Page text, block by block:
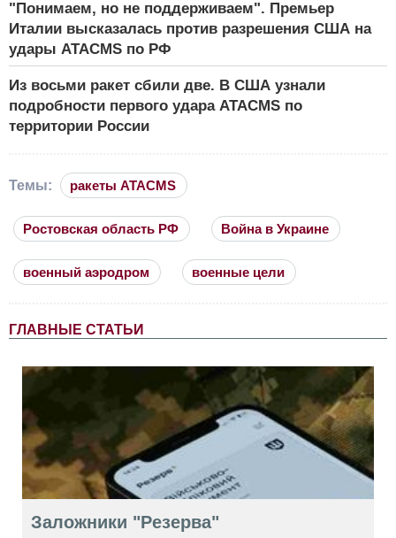
"Понимаем, но не поддерживаем". Премьер
Италии высказалась против разрешения США на
удары ATACMS по РФ
Из восьми ракет сбили две. В США узнали
подробности первого удара ATACMS по
территории России
Темы: ракеты ATACMS
Ростовская область РФ Война в Украине
военный аэродром военные цели
ГЛАВНЫЕ СТАТЬИ
Заложники "Резерва"